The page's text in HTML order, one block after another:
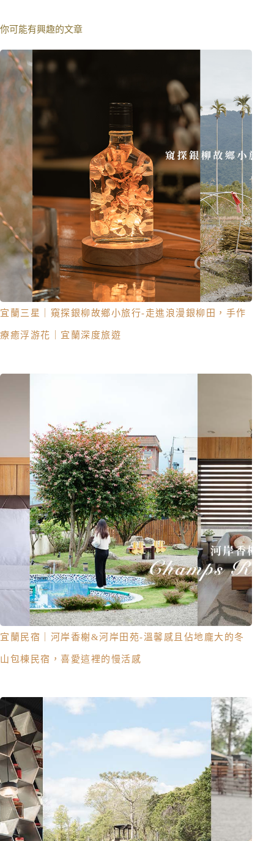
你可能有興趣的文章
宜蘭三星｜窺探銀柳故鄉小旅行-走進浪漫銀柳田，手作
療癒浮游花｜宜蘭深度旅遊
宜蘭民宿｜河岸香榭&河岸田苑-溫馨感且佔地龐大的冬
山包棟民宿，喜愛這裡的慢活感